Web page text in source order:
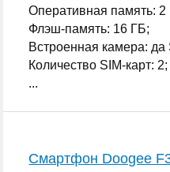
Оперативная память: 2
Флэш-память: 16 ГБ;
Встроенная камера: да
Количество SIM-карт: 2;
...
Смартфон Doogee